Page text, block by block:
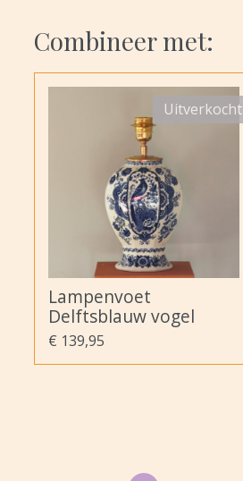
Combineer met:
Uitverkocht
Lampenvoet
Delftsblauw vogel
€ 139,95